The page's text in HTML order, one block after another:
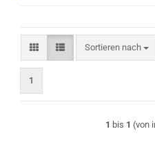
Sortieren nach
Sortieren nach
1
1 bis 1 (von